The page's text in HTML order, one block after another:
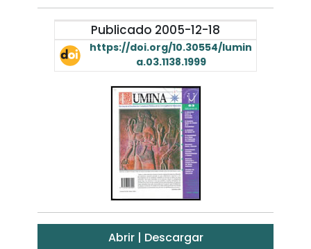
Publicado 2005-12-18
https://doi.org/10.30554/lumin
a.03.1138.1999
Abrir | Descargar